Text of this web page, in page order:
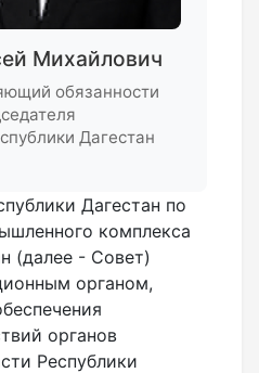
Михайлович
обязанности
Дагестан
Дагестан по
комплекса
(далее - Совет)
органом,
органов
Республики